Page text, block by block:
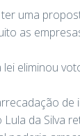
uma
as
eliminou
da Silva